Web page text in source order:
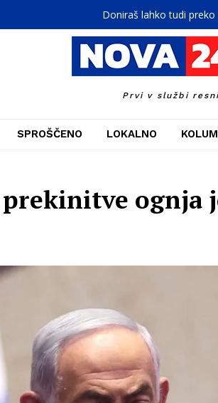
Doniraš lahko tudi preko
Prvi v službi
SPROŠČENO LOKALNO
ognja